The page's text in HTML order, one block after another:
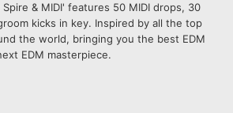
Spire & MIDI' features 50 MIDI drops, 30
kicks in key. Inspired by all the top
the world, bringing you the best EDM
EDM masterpiece.